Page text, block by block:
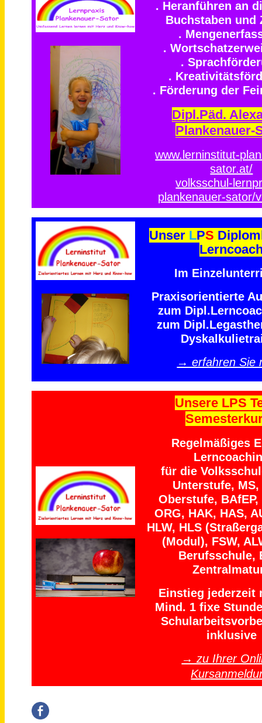
. Heranführen an
Buchstaben und
.
.
.
.
. Förderung der
Dipl.Päd.
Plankenauer-
www.lerninstitut-
sator.at/
volksschul-
plankenauer-sator/
Unser LPS
Im
Praxisorientierte
zum
zum
→ erfahren Sie
Unsere LPS
Regelmäßiges
für die
Unterstufe, MS,
Oberstufe, BAfEP,
ORG, HAK, HAS,
HLW, HLS
(Modul), FSW,
Berufsschule,
Einstieg jederzeit
Mind. 1 fixe
inklusive
→ zu Ihrer